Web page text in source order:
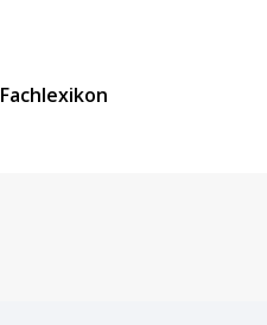
Fachlexikon